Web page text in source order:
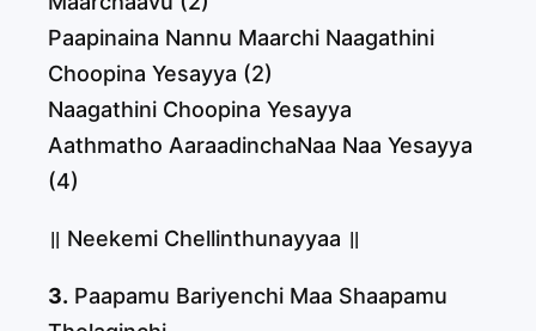
Paapinaina Nannu Maarchi Naagathini
Choopina Yesayya (2)
Naagathini Choopina Yesayya
Aathmatho AaraadinchaNaa Naa Yesayya
(4)
॥ Neekemi Chellinthunayyaa ॥
3. Paapamu Bariyenchi Maa Shaapamu